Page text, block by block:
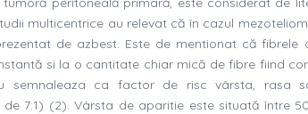
multicentrice au relevat că în cazul
de azbest. Este de mentionat că
si la o cantitate chiar mică de fibre fiind
semnaleaza ca factor de risc vârsta, rasa
7:1) (2). Vârsta de aparitie este situată între